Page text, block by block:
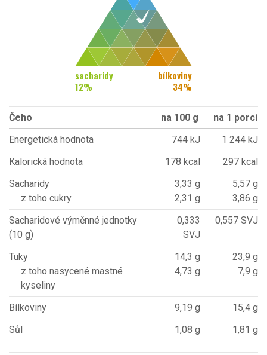
sacharidy
12%
bílkoviny
34%
Čeho na 100 g
na 1 porci
Energetická hodnota
744 kJ
1 244 kJ
Kalorická hodnota
178 kcal
297 kcal
Sacharidy
z toho cukry
3,33 g
2,31 g
5,57 g
3,86 g
Sacharidové výměnné jednotky
(10 g)
0,333
SVJ
0,557 SVJ
Tuky
z toho nasycené mastné
kyseliny
14,3 g
4,73 g
23,9 g
7,9 g
Bílkoviny 9,19 g
15,4 g
Sůl
1,08 g 1,81 g